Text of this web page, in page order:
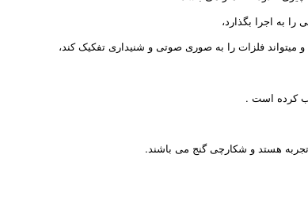
به اجرا بگذارد،
و میتواند فلزات را به صوری صوتی و شنیداری تفکیک کند،
کرده است .
هستد و شکارچی گنج می باشند.